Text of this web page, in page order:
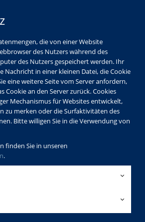
die von einer Website
des Nutzers während des
des Nutzers gespeichert werden. Ihr
Nachricht in einer kleinen Datei, die Cookie
eine weitere Seite vom Server anfordern,
Cookie an den Server zurück. Cookies
Mechanismus für Websites entwickelt,
zu merken oder die Surfaktivitäten des
Bitte willigen Sie in die Verwendung von
finden Sie in unseren
.